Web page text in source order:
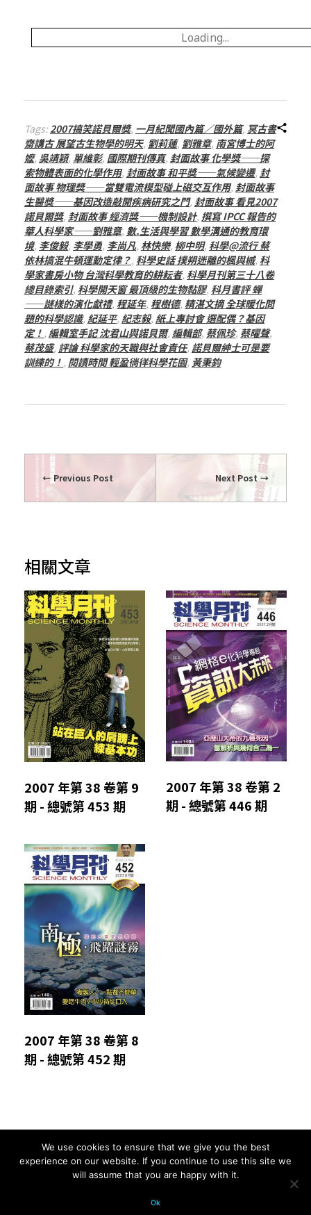
Loading...
Tags:2007搞笑諾貝爾獎, 一月紀聞國內篇／國外篇, 冥古書
齋講古 展望古生物學的明天, 劉莉蓮, 劉雅章, 南宮博士的阿
嬤, 吳靖穎, 單維彰, 國際期刊傳真, 封面故事 化學獎——探
索物體表面的化學作用, 封面故事 和平獎——氣候變遷, 封
面故事 物理獎——當雙電流模型碰上磁交互作用, 封面故事
生醫獎——基因改造敲開疾病研究之門, 封面故事 看見2007
諾貝爾獎, 封面故事 經濟獎——機制設計, 撰寫 IPCC 報告的
華人科學家——劉雅章, 數.生活與學習 數學溝通的教育環
境, 李俊毅, 李學勇, 李尚凡, 林快樂, 柳中明, 科學@流行 蔡
依林搞混牛頓運動定律？, 科學史話 撲朔迷離的楓與槭, 科
學家書房小物 台灣科學教育的耕耘者, 科學月刊第三十八卷
總目錄索引, 科學開天窗 最頂級的生物黏膠, 科月書評 蟬
——謎樣的演化獻禮, 程延年, 程樹德, 精湛文摘 全球暖化問
題的科學認識, 紀延平, 紀志毅, 紙上專討會 選配偶？基因
定！ , 編輯室手記 沈君山與諾貝爾, 編輯部, 蔡佩珍, 蔡曜聲,
蔡茂盛, 評論 科學家的天職與社會責任, 諾貝爾紳士可是要
訓練的！ , 閱讀時間 輕盈徜徉科學花園, 黃秉鈞
Previous Post Next Post
相關文章
2007 年第 38 卷第 9
期 - 總號第 453 期
2007 年第 38 卷第 2
期 - 總號第 446 期
2007 年第 38 卷第 8
期 - 總號第 452 期
Comments are closed.
© 2026 科學月刊五十年大全 All
We use cookies to ensure that we give you the best
experience on our website. If you continue to use this site we
will assume that you are happy with it.
Ok